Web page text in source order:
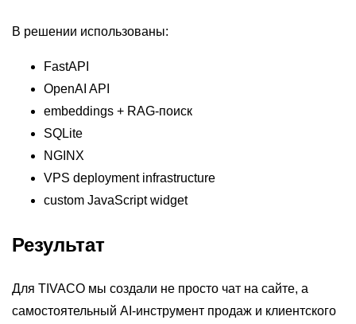
В решении использованы:
FastAPI
OpenAI API
embeddings + RAG-поиск
SQLite
NGINX
VPS deployment infrastructure
custom JavaScript widget
Результат
Для TIVACO мы создали не просто чат на сайте, а
самостоятельный AI-инструмент продаж и клиентского